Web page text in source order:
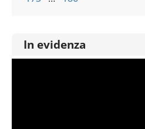
In evidenza